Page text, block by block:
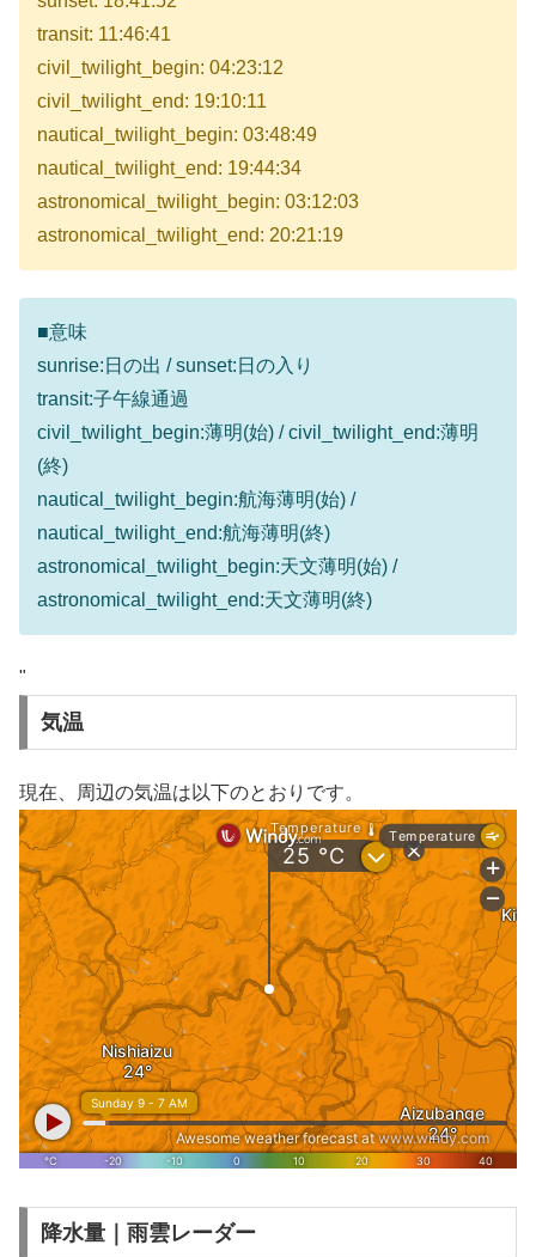
transit: 11:46:41
civil_twilight_begin: 04:23:12
civil_twilight_end: 19:10:11
nautical_twilight_begin: 03:48:49
nautical_twilight_end: 19:44:34
astronomical_twilight_begin: 03:12:03
astronomical_twilight_end: 20:21:19
■意味
sunrise:日の出 / sunset:日の入り
transit:子午線通過
civil_twilight_begin:薄明(始) / civil_twilight_end:薄明
(終)
nautical_twilight_begin:航海薄明(始) /
nautical_twilight_end:航海薄明(終)
astronomical_twilight_begin:天文薄明(始) /
astronomical_twilight_end:天文薄明(終)
"
気温
現在、周辺の気温は以下のとおりです。
降水量｜雨雲レーダー